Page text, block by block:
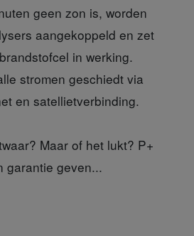
geen zon is, worden
aangekoppeld en zet
in werking.
stromen geschiedt via
en satellietverbinding.
Maar of het lukt? P+
garantie geven...